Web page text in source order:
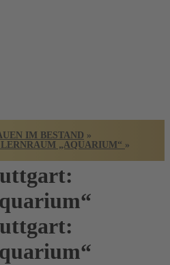
IM BESTAND »
„AQUARIUM“ »